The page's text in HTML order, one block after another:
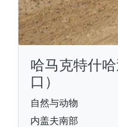
哈马克特什
口）
自然与动物
内盖夫南部